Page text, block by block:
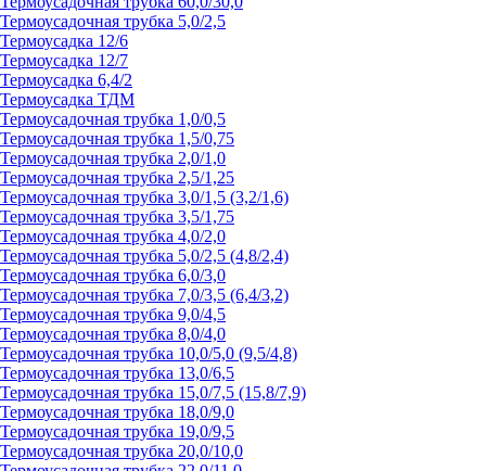
Термоусадочная трубка 5,0/2,5
Термоусадка 12/6
Термоусадка 12/7
Термоусадка 6,4/2
Термоусадка ТДМ
Термоусадочная трубка 1,0/0,5
Термоусадочная трубка 1,5/0,75
Термоусадочная трубка 2,0/1,0
Термоусадочная трубка 2,5/1,25
Термоусадочная трубка 3,0/1,5 (3,2/1,6)
Термоусадочная трубка 3,5/1,75
Термоусадочная трубка 4,0/2,0
Термоусадочная трубка 5,0/2,5 (4,8/2,4)
Термоусадочная трубка 6,0/3,0
Термоусадочная трубка 7,0/3,5 (6,4/3,2)
Термоусадочная трубка 9,0/4,5
Термоусадочная трубка 8,0/4,0
Термоусадочная трубка 10,0/5,0 (9,5/4,8)
Термоусадочная трубка 13,0/6,5
Термоусадочная трубка 15,0/7,5 (15,8/7,9)
Термоусадочная трубка 18,0/9,0
Термоусадочная трубка 19,0/9,5
Термоусадочная трубка 20,0/10,0